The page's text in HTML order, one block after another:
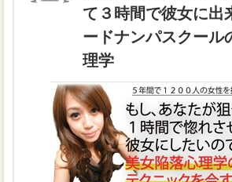
て３時間で彼女に出
ードナンパスクール
理学